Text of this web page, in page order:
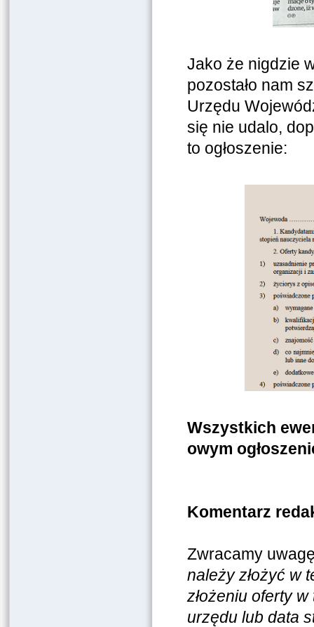
Jako że nigdzie
pozostało nam
Urzędu
się nie udalo,
to ogłoszenie:
Wszystkich
owym
Komentarz
Zwracamy
należy złożyć w
złożeniu oferty
urzędu lub data